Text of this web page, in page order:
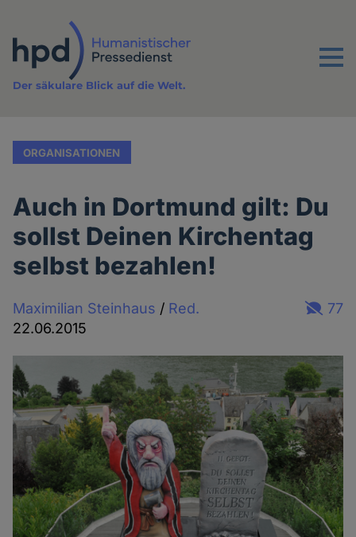
Inhalt
Menu
Der säkulare Blick auf die Welt.
ORGANISATIONEN
Auch in Dortmund gilt: Du
sollst Deinen Kirchentag
selbst bezahlen!
Maximilian Steinhaus / Red.
22.06.2015
77